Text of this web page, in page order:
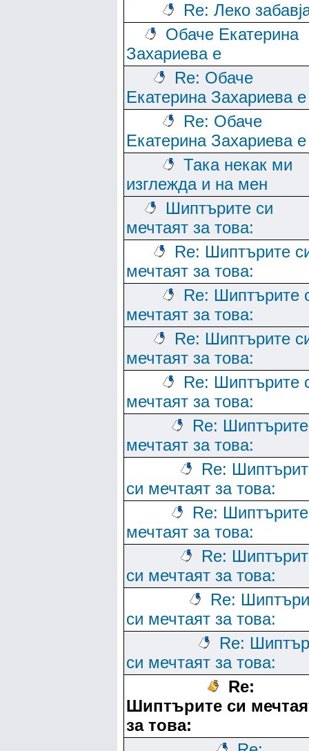
Re: Леко
Обаче Екатерина
Захариева е
Re: Обаче
Екатерина Захариева е
Re: Обаче
Екатерина Захариева е
Така некак ми
изглежда и на мен
Шиптърите си
мечтаят за това:
Re: Шиптърите
мечтаят за това:
Re: Шиптърите
мечтаят за това:
Re: Шиптърите
мечтаят за това:
Re: Шиптърите
мечтаят за това:
Re:
мечтаят за това:
Re:
си мечтаят за това:
Re:
мечтаят за това:
Re:
си мечтаят за това:
Re:
си мечтаят за това:
Re:
си мечтаят за това:
Re:
Шиптърите си
за това: